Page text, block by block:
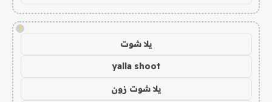
!
يلا شوت
yalla shoot
يلا شوت زون